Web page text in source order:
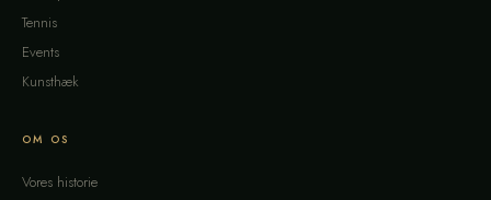
Tennis
Events
Kunsthæk
OM OS
Vores historie